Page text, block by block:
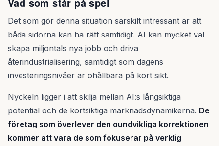
Det som gör denna situation särskilt intressant är att
båda sidorna kan ha rätt samtidigt. AI kan mycket väl
skapa miljontals nya jobb och driva
återindustrialisering, samtidigt som dagens
investeringsnivåer är ohållbara på kort sikt.
Nyckeln ligger i att skilja mellan AI:s långsiktiga
potential och de kortsiktiga marknadsdynamikerna. De
företag som överlever den oundvikliga korrektionen
kommer att vara de som fokuserar på verklig